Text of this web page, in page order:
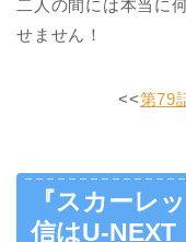
二人の間には本当に
せません！
<<第79
『スカーレ
信はU-NEXT